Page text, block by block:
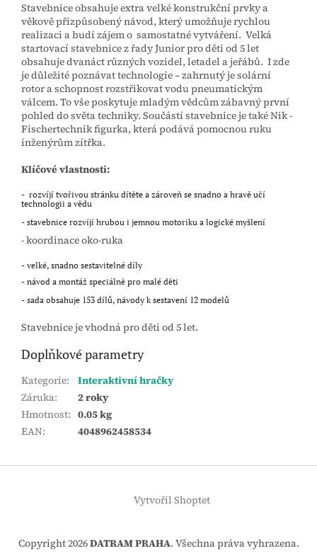
Stavebnice obsahuje extra velké konstrukční prvky a
věkově přizpůsobený návod, který umožňuje rychlou
realizaci a budí zájem o samostatné vytváření. Velká
startovací stavebnice z řady Junior pro děti od 5 let
obsahuje dvanáct různých vozidel, letadel a jeřábů. I zde
je důležité poznávat technologie – zahrnutý je solární
rotor a schopnost rozstřikovat vodu pneumatickým
válcem. To vše poskytuje mladým vědcům zábavný první
pohled do světa techniky. Součástí stavebnice je také Nik -
Fischertechnik figurka, která podává pomocnou ruku
inženýrům zítřka.
Klíčové vlastnosti:
- rozvíjí tvořivou stránku dítěte a zároveň se snadno a hravě učí
technologii a vědu
- stavebnice rozvíjí hrubou i jemnou motoriku a logické myšlení
- koordinace oko-ruka
- velké, snadno sestavitelné díly
- návod a montáž speciálně pro malé děti
- sada obsahuje 153 dílů, návody k sestavení 12 modelů
Stavebnice je vhodná pro děti od 5 let.
Doplňkové parametry
Kategorie:
Interaktivní hračky
Záruka:
2 roky
Hmotnost: 0.05 kg
EAN: 4048962458534
Z
Vytvořil Shoptet
Copyright 2026DATRAM PRAHA. Všechna práva vyhrazena.